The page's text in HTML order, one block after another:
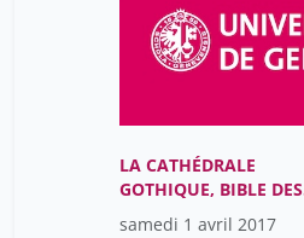
LA CATHÉDRALE
GOTHIQUE, BIBLE DES
ILLETTRÉS?
samedi 1 avril 2017